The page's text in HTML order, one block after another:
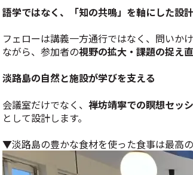
語学ではなく、「知の共鳴」を軸にした設計
フェローは講義一方通行ではなく、問いか
ながら、参加者の視野の拡大・課題の捉え
淡路島の自然と施設が学びを支える
会議室だけでなく、 禅坊靖寧での瞑想セッ
として設計します。
▼淡路島の豊かな食材を使った食事は最高の